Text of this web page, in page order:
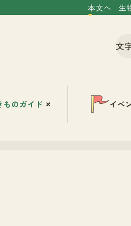
本文へ 生
文
ものガイド イベ